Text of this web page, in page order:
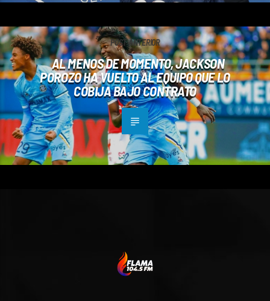
POST ANTERIOR
AL MENOS DE MOMENTO, JACKSON
POROZO HA VUELTO AL EQUIPO QUE LO
COBIJA BAJO CONTRATO